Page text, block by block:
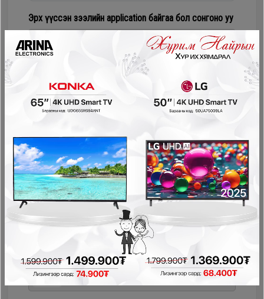
хэрэгсэл
Эрх үүссэн зээлийн application байгаа бол сонгоно уу
Соно сонгодог зээл
PayOn - LeaseOn
NetPay - Шимтгэлгүй ав, хүүгүй төл
Pocket - урьдчилгаагүй, шимтгэлгүй
Storepay - урьдчилгаагүй, хүүгүй, шимтгэлгүй